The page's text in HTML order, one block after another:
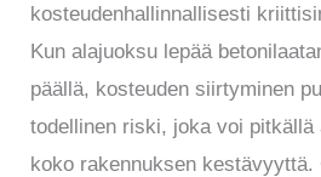
kosteudenhallinnallisesti
Kun alajuoksu lepää
päällä, kosteuden siirtyminen
todellinen riski, joka voi pitkällä
koko rakennuksen kestävyyttä.